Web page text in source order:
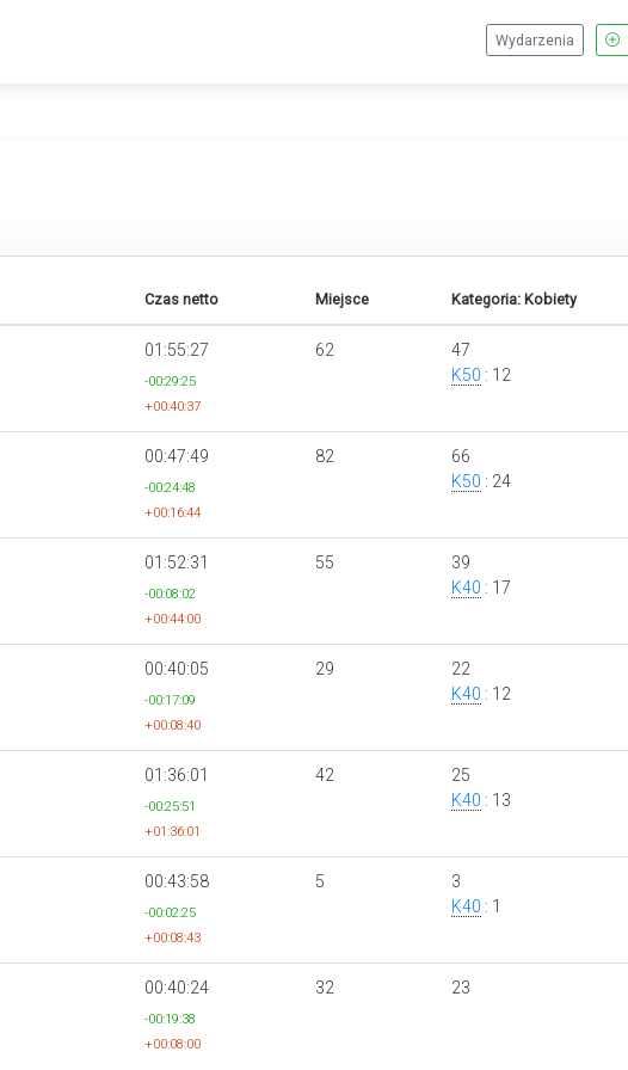
Wydarzenia
Czas netto Miejsce Kategoria: Kobiety
01:55:27
-00:29:25
+00:40:37
62
47
K50 : 12
00:47:49
-00:24:48
+00:16:44
82
66
K50 : 24
01:52:31
-00:08:02
+00:44:00
55
39
K40 : 17
00:40:05
-00:17:09
+00:08:40
29
22
K40 : 12
01:36:01
-00:25:51
+01:36:01
42
25
K40 : 13
00:43:58
-00:02:25
+00:08:43
5
3
K40 : 1
00:40:24
-00:19:38
+00:08:00
32 23